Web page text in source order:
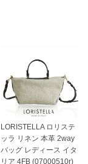
LORISTELLA ロリステ
ッラ リネン 本革 2way
バッグ レディース イタ
リア 4FB (07000510r)